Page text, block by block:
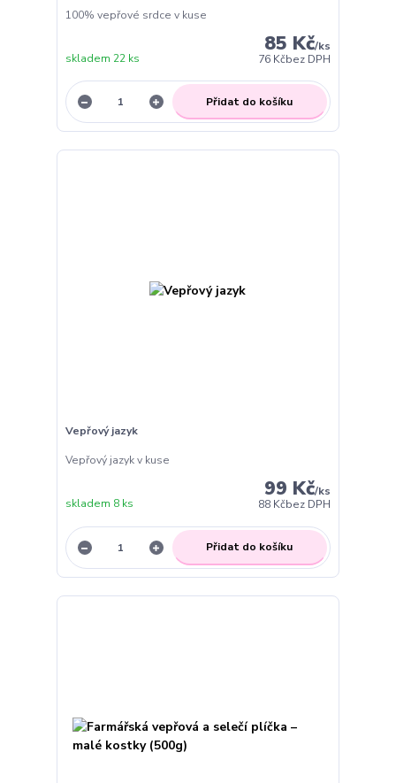
100% vepřové srdce v kuse
85 Kč/ks
76 Kčbez DPH
skladem 22 ks
Přidat do košíku
Vepřový jazyk
Vepřový jazyk v kuse
99 Kč/ks
88 Kčbez DPH
skladem 8 ks
Přidat do košíku